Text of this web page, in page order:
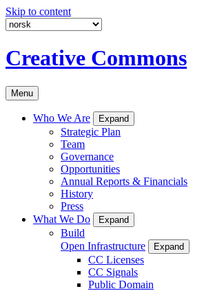
Skip to content
Creative Commons
Menu
Who We Are Expand
Strategic Plan
Team
Governance
Opportunities
Annual Reports & Financials
History
Press
What We Do
Expand
Build
Open Infrastructure
Expand
CC Licenses
CC Signals
Public Domain